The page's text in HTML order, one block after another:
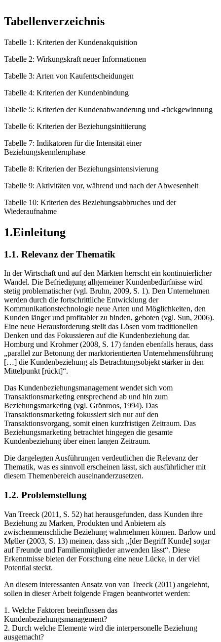
Tabellenverzeichnis
Tabelle 1: Kriterien der Kundenakquisition
Tabelle 2: Wirkungskraft neuer Informationen
Tabelle 3: Arten von Kaufentscheidungen
Tabelle 4: Kriterien der Kundenbindung
Tabelle 5: Kriterien der Kundenabwanderung und -rückgewinnung
Tabelle 6: Kriterien der Beziehungsinitiierung
Tabelle 7: Indikatoren für die Intensität einer
Beziehungskennlernphase
Tabelle 8: Kriterien der Beziehungsintensivierung
Tabelle 9: Aktivitäten vor, während und nach der Abwesenheit
Tabelle 10: Kriterien des Beziehungsabbruches und der
Wiederaufnahme
1.Einleitung
1.1. Relevanz der Thematik
In der Wirtschaft und auf den Märkten herrscht ein kontinuierlicher
Wandel. Die Befriedigung allgemeiner Kundenbedürfnisse wird
stetig problematischer (vgl. Bruhn, 2009, S. 1). Den Unternehmen
werden durch die fortschrittliche Entwicklung der
Kommunikationstechnologie neue Arten und Möglichkeiten, den
Kunden länger und profitabler zu binden, geboten (vgl. Sun, 2006).
Eine neue Herausforderung stellt das Lösen vom traditionellen
Denken und das Fokussieren auf die Kundenbeziehung dar.
Homburg und Krohmer (2008, S. 17) fanden ebenfalls heraus, dass
„parallel zur Betonung der marktorientierten Unternehmensführung
[…] die Kundenbeziehung als Betrachtungsobjekt stärker in den
Mittelpunkt [rückt]“.
Das Kundenbeziehungsmanagement wendet sich vom
Transaktionsmarketing entsprechend ab und hin zum
Beziehungsmarketing (vgl. Grönroos, 1994). Das
Transaktionsmarketing fokussiert sich nur auf den
Transaktionsvorgang, somit einen kurzfristigen Zeitraum. Das
Beziehungsmarketing betrachtet hingegen die gesamte
Kundenbeziehung über einen langen Zeitraum.
Die dargelegten Ausführungen verdeutlichen die Relevanz der
Thematik, was es sinnvoll erscheinen lässt, sich ausführlicher mit
diesem Themenbereich auseinanderzusetzen.
1.2. Problemstellung
Van Treeck (2011, S. 52) hat herausgefunden, dass Kunden ihre
Beziehung zu Marken, Produkten und Anbietern als
zwischenmenschliche Beziehung wahrnehmen können. Barlow und
Møller (2003, S. 13) meinen, dass sich „[der Begriff Kunde] sogar
auf Freunde und Familienmitglieder anwenden lässt“. Diese
Erkenntnisse bieten der Forschung eine neue Lücke, in der viel
Potential steckt.
An diesem interessanten Ansatz von van Treeck (2011) angelehnt,
sollen in dieser Arbeit folgende Fragen beantwortet werden:
1. Welche Faktoren beeinflussen das
Kundenbeziehungsmanagement?
2. Durch welche Elemente wird die interpersonelle Beziehung
ausgemacht?